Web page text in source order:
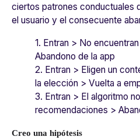
ciertos patrones conductuales
el usuario y el consecuente
1. Entran > No
Abandono de la app
2. Entran > Eligen un
la elección > Vuelta a
3. Entran > El algoritmo
recomendaciones >
Creo una hipótesis